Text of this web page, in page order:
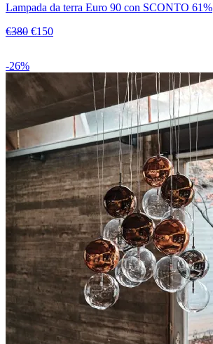
Lampada da terra Euro 90 con SCONTO 61%
€380 €150
-26%